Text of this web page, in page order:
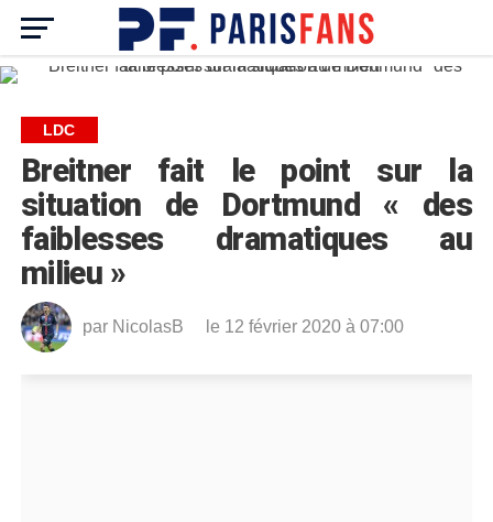
LDC
Breitner fait le point sur la
situation de Dortmund « des
faiblesses dramatiques au
milieu »
par NicolasB le 12 février 2020 à 07:00